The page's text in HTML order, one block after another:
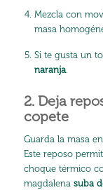
Mezcla con
masa
Si te gusta un
naranja.
2. Deja
copete
Guarda la masa
Este reposo
choque térmico
magdalena suba